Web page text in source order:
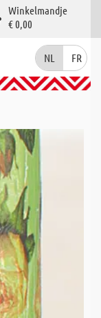
Winkelmandje
€ 0,00
NL FR